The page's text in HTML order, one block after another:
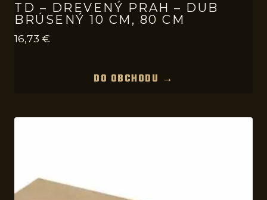
TD – DREVENÝ PRAH – DUB
BRÚSENÝ 10 CM, 80 CM
16,73 €
DO OBCHODU →